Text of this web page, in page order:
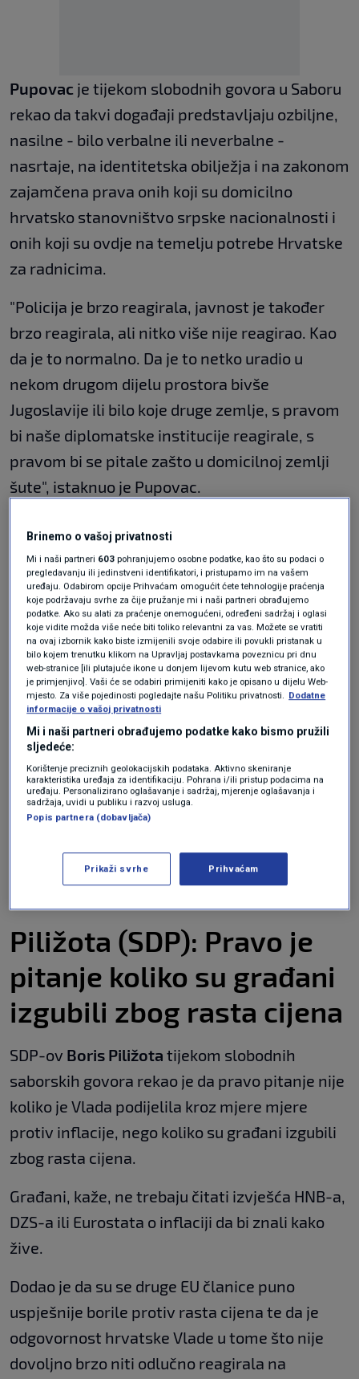
Pupovac je tijekom slobodnih govora u Saboru
rekao da takvi događaji predstavljaju ozbiljne,
nasilne - bilo verbalne ili neverbalne -
nasrtaje, na identitetska obilježja i na zakonom
zajamčena prava onih koji su domicilno
hrvatsko stanovništvo srpske nacionalnosti i
onih koji su ovdje na temelju potrebe Hrvatske
za radnicima.
"Policija je brzo reagirala, javnost je također
brzo reagirala, ali nitko više nije reagirao. Kao
da je to normalno. Da je to netko uradio u
nekom drugom dijelu prostora bivše
Jugoslavije ili bilo koje druge zemlje, s pravom
bi naše diplomatske institucije reagirale, s
pravom bi se pitale zašto u domicilnoj zemlji
šute", istaknuo je Pupovac.
potrebnim.
Naveo je i drugi događaj od jučer kad je na
sjednici Županijske skupštine Zadarske
županije jedan vijećnik zaprijetio da će "mladići
u crnome s kapuljačama" u Zadru krenuti na
one koji imaju veze sa srpskom kulturom.
Pupovac je poručio da bi se taj vijećnik trebao
suočiti s odgovornošću za širenje mržnje i za
poticanje na nasilje, ali i dodao kako ne vjeruje
da će se to dogoditi.
sezonce iz Srbije. Ivana Marković:
"Već predugo šutimo"
VIJESTI|13. lip.
Piližota (SDP): Pravo je
pitanje koliko su građani
izgubili zbog rasta cijena
SDP-ov Boris Piližota tijekom slobodnih
saborskih govora rekao je da pravo pitanje nije
koliko je Vlada podijelila kroz mjere mjere
protiv inflacije, nego koliko su građani izgubili
zbog rasta cijena.
Građani, kaže, ne trebaju čitati izvješća HNB-a,
DZS-a ili Eurostata o inflaciji da bi znali kako
žive.
Dodao je da su se druge EU članice puno
uspješnije borile protiv rasta cijena te da je
odgovornost hrvatske Vlade u tome što nije
dovoljno brzo niti odlučno reagirala na
Brinemo o vašoj privatnosti
Mi i naši partneri 603 pohranjujemo osobne podatke, kao što su podaci o
pregledavanju ili jedinstveni identifikatori, i pristupamo im na vašem
uređaju. Odabirom opcije Prihvaćam omogućit ćete tehnologije praćenja
koje podržavaju svrhe za čije pružanje mi i naši partneri obrađujemo
podatke. Ako su alati za praćenje onemogućeni, određeni sadržaj i oglasi
koje vidite možda više neće biti toliko relevantni za vas. Možete se vratiti
na ovaj izbornik kako biste izmijenili svoje odabire ili povukli pristanak u
bilo kojem trenutku klikom na Upravljaj postavkama poveznicu pri dnu
web-stranice [ili plutajuće ikone u donjem lijevom kutu web stranice, ako
je primjenjivo]. Vaši će se odabiri primijeniti kako je opisano u dijelu Web-
mjesto. Za više pojedinosti pogledajte našu Politiku privatnosti. Dodatne
informacije o vašoj privatnosti
Mi i naši partneri obrađujemo podatke kako bismo pružili
sljedeće:
Korištenje preciznih geolokacijskih podataka. Aktivno skeniranje
karakteristika uređaja za identifikaciju. Pohrana i/ili pristup podacima na
uređaju. Personalizirano oglašavanje i sadržaj, mjerenje oglašavanja i
sadržaja, uvidi u publiku i razvoj usluga.
Popis partnera (dobavljača)
Prikaži svrhe Prihvaćam